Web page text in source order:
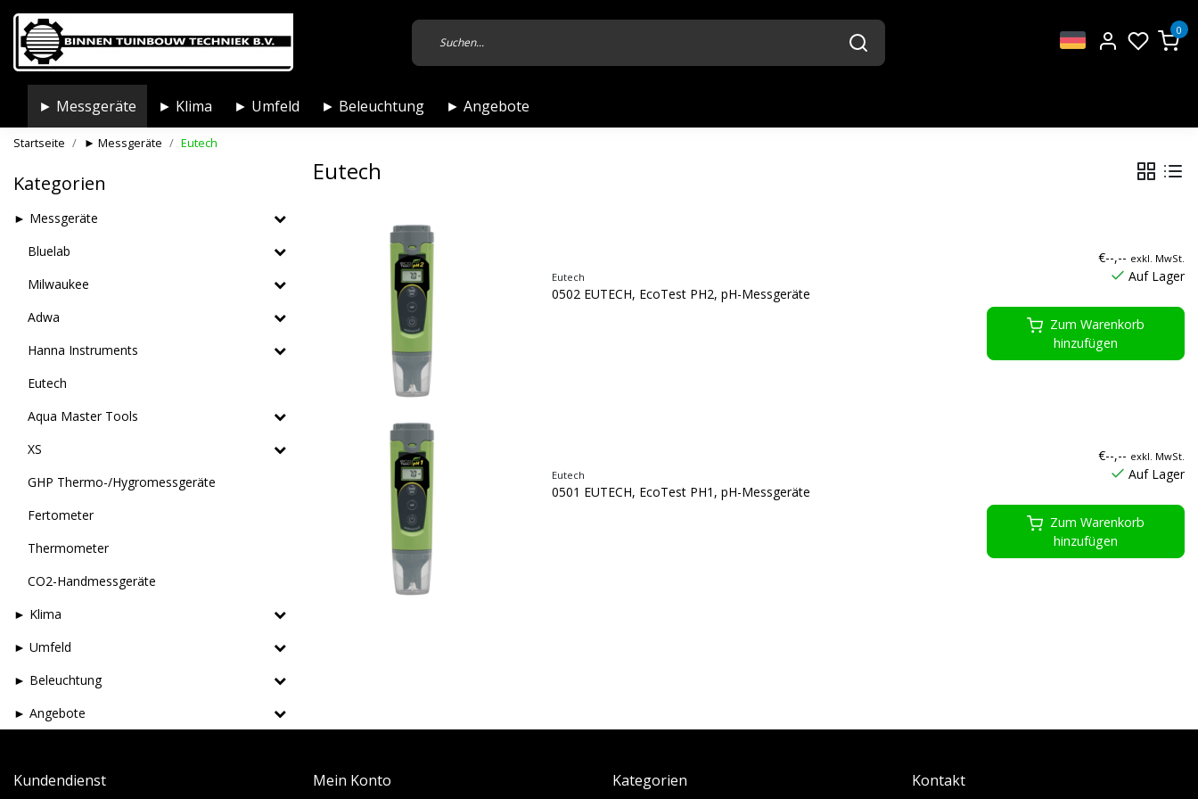
0
► Messgeräte ► Klima ► Umfeld ► Beleuchtung ► Angebote
Startseite ► Messgeräte Eutech
Kategorien
► Messgeräte
Bluelab
Milwaukee
Adwa
Hanna Instruments
Eutech
Aqua Master Tools
XS
GHP Thermo-/Hygromessgeräte
Fertometer
Thermometer
CO2-Handmessgeräte
► Klima
► Umfeld
► Beleuchtung
► Angebote
Eutech
Eutech
0502 EUTECH, EcoTest PH2, pH-Messgeräte
€--,-- exkl. MwSt.
Auf Lager
Zum Warenkorb
hinzufügen
Eutech
0501 EUTECH, EcoTest PH1, pH-Messgeräte
€--,-- exkl. MwSt.
Auf Lager
Zum Warenkorb
hinzufügen
Kundendienst Mein Konto Kategorien Kontakt